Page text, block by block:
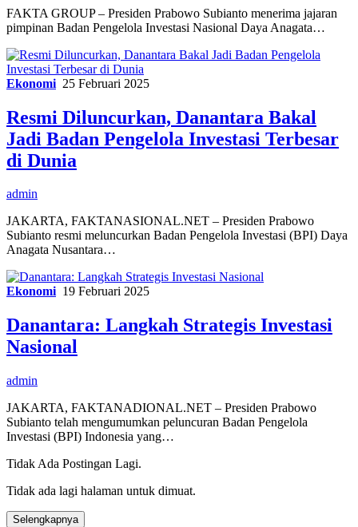
FAKTA GROUP – Presiden Prabowo Subianto menerima jajaran
pimpinan Badan Pengelola Investasi Nasional Daya Anagata…
Ekonomi 25 Februari 2025
Resmi Diluncurkan, Danantara Bakal
Jadi Badan Pengelola Investasi Terbesar
di Dunia
admin
JAKARTA, FAKTANASIONAL.NET – Presiden Prabowo
Subianto resmi meluncurkan Badan Pengelola Investasi (BPI) Daya
Anagata Nusantara…
Ekonomi 19 Februari 2025
Danantara: Langkah Strategis Investasi
Nasional
admin
JAKARTA, FAKTANADIONAL.NET – Presiden Prabowo
Subianto telah mengumumkan peluncuran Badan Pengelola
Investasi (BPI) Indonesia yang…
Tidak Ada Postingan Lagi.
Tidak ada lagi halaman untuk dimuat.
Selengkapnya